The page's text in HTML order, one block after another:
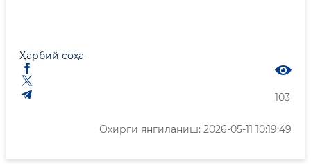
Ҳарбий соҳа
103
Охирги янгиланиш: 2026-05-11 10:19:49